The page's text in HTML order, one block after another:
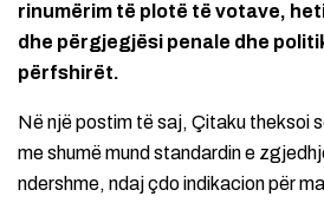
rinumërim të plotë të votave,
dhe përgjegjësi penale dhe
përfshirët.
Në një postim të saj, Çitaku theksoi
me shumë mund standardin e
ndershme, ndaj çdo indikacion për